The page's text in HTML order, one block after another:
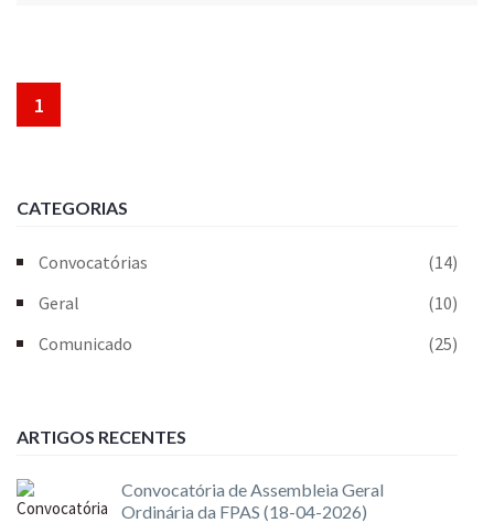
1
CATEGORIAS
Convocatórias
(14)
Geral
(10)
Comunicado
(25)
ARTIGOS RECENTES
Convocatória de Assembleia Geral
Ordinária da FPAS (18-04-2026)